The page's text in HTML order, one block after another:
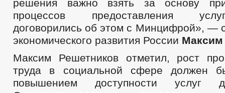
решения важно взять за основу
процессов предоставления
договорились об этом с Минцифрой», —
экономического развития России Максим
Максим Решетников отметил, рост
труда в социальной сфере должен
повышением доступности услуг